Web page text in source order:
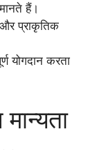
हैं।
और प्राकृतिक
योगदान करता